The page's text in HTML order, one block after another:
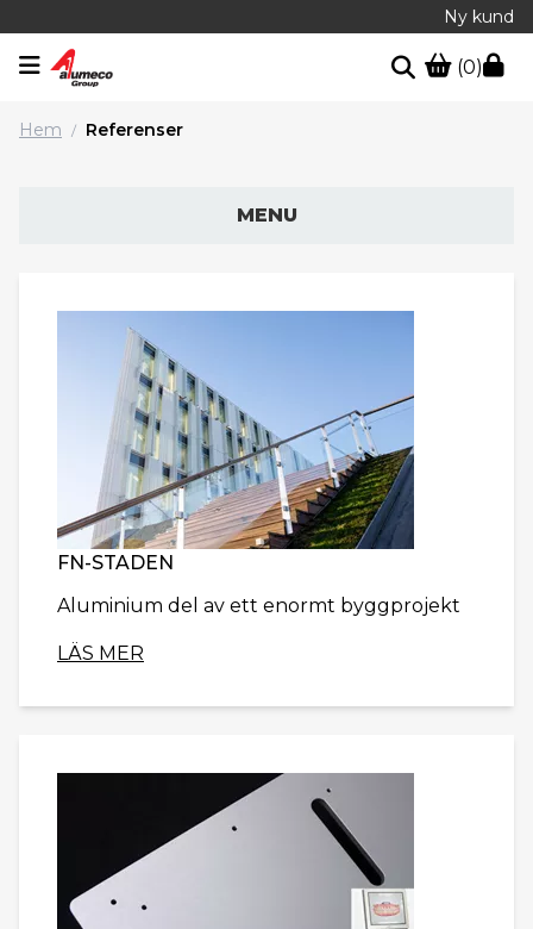
Ny kund
(0)
Hem / Referenser
MENU
FN-STADEN
Aluminium del av ett enormt byggprojekt
LÄS MER